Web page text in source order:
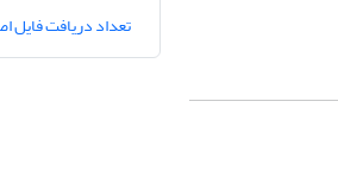
تعداد دریافت فایل